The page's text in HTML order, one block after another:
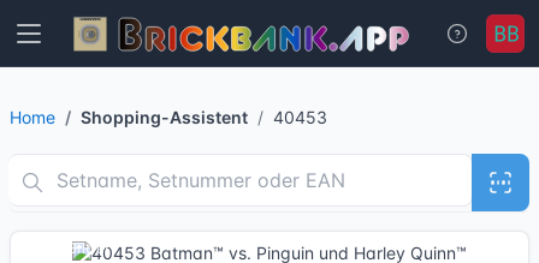
Home Shopping-Assistent 40453
3 Bilder